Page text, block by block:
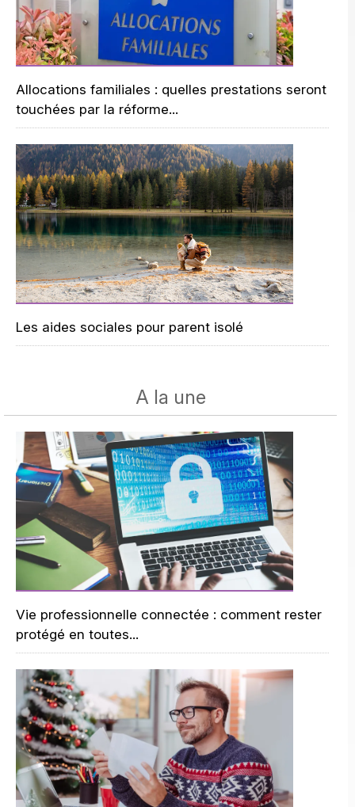
Allocations familiales : quelles prestations seront
touchées par la réforme...
Les aides sociales pour parent isolé
A la une
Vie professionnelle connectée : comment rester
protégé en toutes...